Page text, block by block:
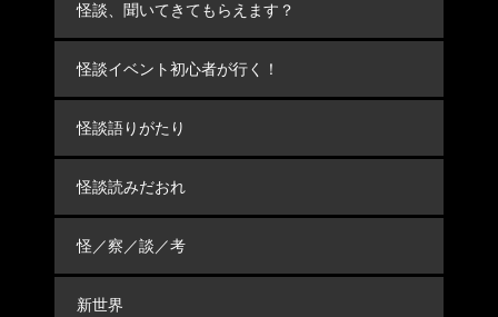
怪談、聞いてきてもらえます？
怪談イベント初心者が行く！
怪談語りがたり
怪談読みだおれ
怪／察／談／考
新世界